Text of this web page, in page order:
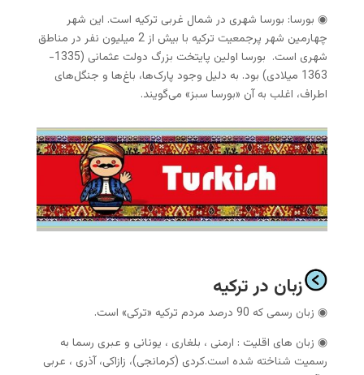
◉ بورسا: بورسا شهری در شمال غربی ترکیه است. این شهر
چهارمین شهر پرجمعیت ترکیه با بیش از 2 میلیون نفر در مناطق
شهری است. بورسا اولین پایتخت بزرگ دولت عثمانی (1335-
1363 میلادی) بود. به دلیل وجود پارک‌ها، باغ‌ها و جنگل‌های
اطراف، اغلب به آن «بورسا سبز» می‌گویند.
زبان در ترکیه
◉ زبان رسمی که 90 درصد مردم ترکیه «ترکی» است.
◉ زبان های اقلیت : ارمنی ، بلغاری ، یونانی و عبری رسما به
رسمیت شناخته شده است.کردی (کرمانجی)، زازاکی، آذری ، عربی